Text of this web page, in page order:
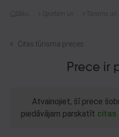
Sākum
Sportam un at
Tūrisms un
Citas tūrisma preces
Prece ir
Atvainojiet, šī prece
piedāvājam parskatīt citas